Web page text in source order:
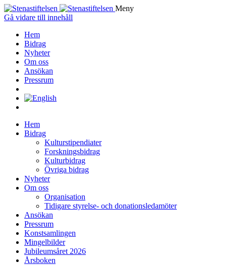
Meny
Gå vidare till innehåll
Hem
Bidrag
Nyheter
Om oss
Ansökan
Pressrum
Hem
Bidrag
Kulturstipendiater
Forskningsbidrag
Kulturbidrag
Övriga bidrag
Nyheter
Om oss
Organisation
Tidigare styrelse- och donationsledamöter
Ansökan
Pressrum
Konstsamlingen
Mingelbilder
Jubileumsåret 2026
Årsboken